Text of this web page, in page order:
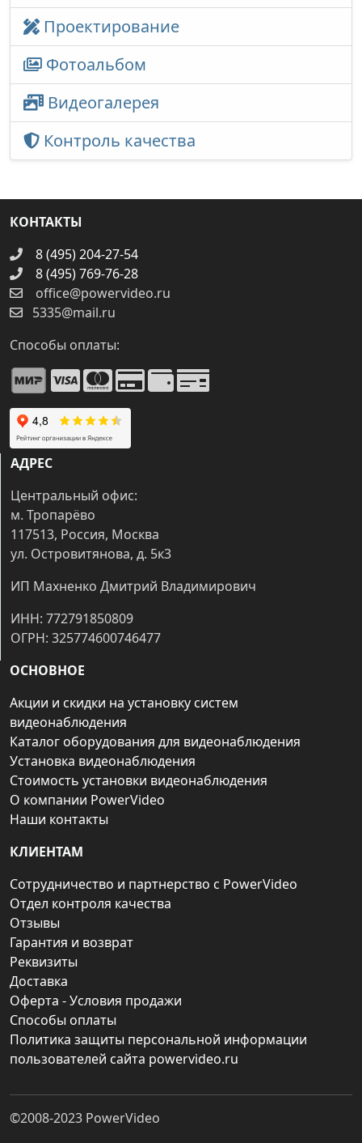
Проектирование
Фотоальбом
Видеогалерея
Контроль качества
КОНТАКТЫ
8 (495) 204-27-54
8 (495) 769-76-28
office@powervideo.ru
5335@mail.ru
Способы оплаты:
АДРЕС
Центральный офис:
м. Тропарёво
117513, Россия, Москва
ул. Островитянова, д. 5к3
ИП Махненко Дмитрий Владимирович
ИНН: 772791850809
ОГРН: 325774600746477
ОСНОВНОЕ
Акции и скидки на установку систем
видеонаблюдения
Каталог оборудования для видеонаблюдения
Установка видеонаблюдения
Стоимость установки видеонаблюдения
О компании PowerVideo
Наши контакты
КЛИЕНТАМ
Сотрудничество и партнерство с PowerVideo
Отдел контроля качества
Отзывы
Гарантия и возврат
Реквизиты
Доставка
Оферта - Условия продажи
Способы оплаты
Политика защиты персональной информации
пользователей сайта powervideo.ru
©2008-2023 PowerVideo